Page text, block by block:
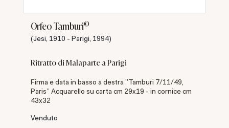
Orfeo Tamburi©
(Jesi, 1910 - Parigi, 1994)
Ritratto di Malaparte a Parigi
Firma e data in basso a destra "Tamburi 7/11/49,
Paris" Acquarello su carta cm 29x19 - in cornice cm
43x32
Venduto